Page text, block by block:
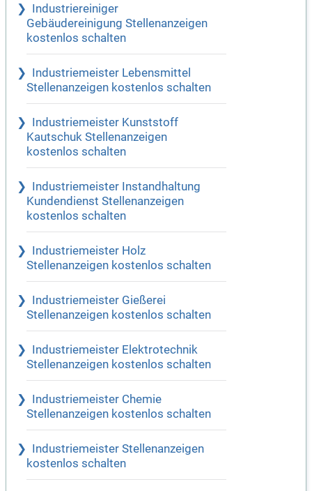
Industriereiniger
Gebäudereinigung Stellenanzeigen
kostenlos schalten
Industriemeister Lebensmittel
Stellenanzeigen kostenlos schalten
Industriemeister Kunststoff
Kautschuk Stellenanzeigen
kostenlos schalten
Industriemeister Instandhaltung
Kundendienst Stellenanzeigen
kostenlos schalten
Industriemeister Holz
Stellenanzeigen kostenlos schalten
Industriemeister Gießerei
Stellenanzeigen kostenlos schalten
Industriemeister Elektrotechnik
Stellenanzeigen kostenlos schalten
Industriemeister Chemie
Stellenanzeigen kostenlos schalten
Industriemeister Stellenanzeigen
kostenlos schalten